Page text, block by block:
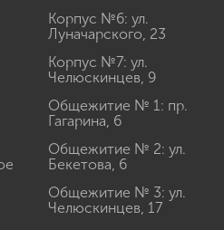
Корпус №6: ул.
Луначарского, 23
Корпус №7: ул.
Челюскинцев, 9
Общежитие № 1: пр.
Гагарина, 6
Общежитие № 2: ул.
Бекетова, 6
Общежитие № 3: ул.
Челюскинцев, 17